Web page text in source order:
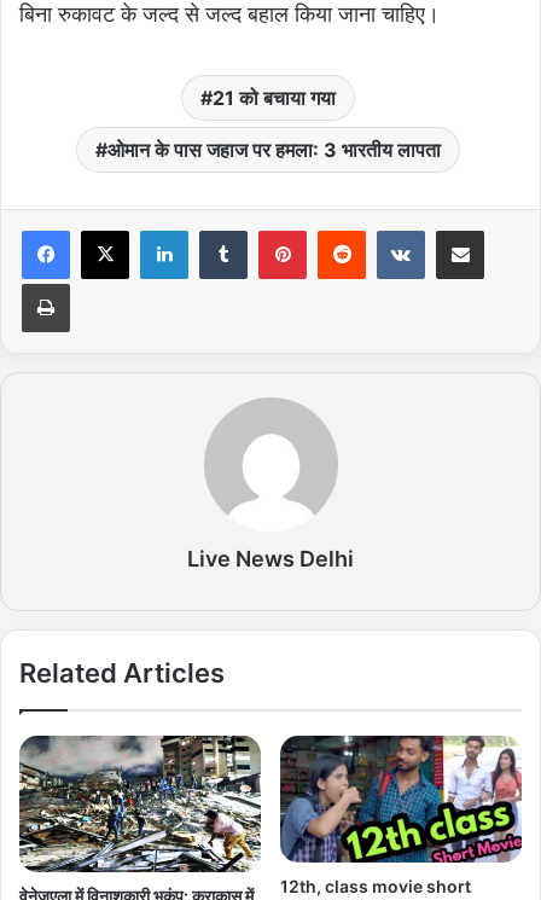
बिना रुकावट के जल्द से जल्द बहाल किया जाना चाहिए।
21 को बचाया गया
ओमान के पास जहाज पर हमला: 3 भारतीय लापता
Live News Delhi
Related Articles
वेनेजुएला में विनाशकारी भूकंप: कराकास में
12th, class movie short